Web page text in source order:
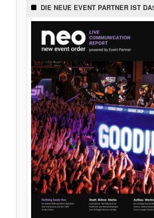
DIE NEUE EVENT PARTNER IST DA!